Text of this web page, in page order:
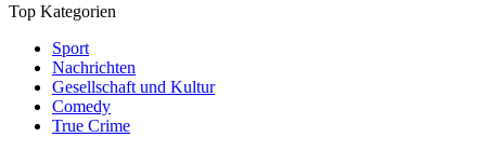
Top Kategorien
Sport
Nachrichten
Gesellschaft und Kultur
Comedy
True Crime